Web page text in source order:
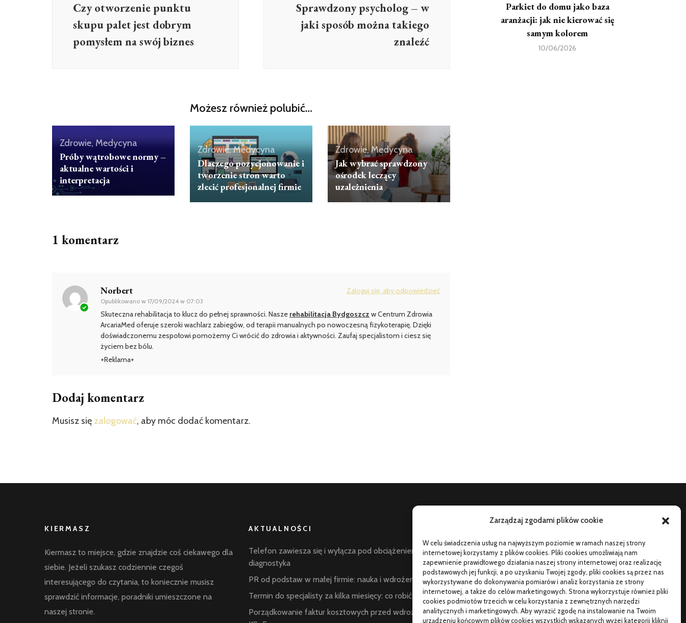
Zarządzaj zgodami plików cookie
W celu świadczenia usług na najwyższym poziomie w ramach naszej strony
internetowej korzystamy z plików cookies. Pliki cookies umożliwiają nam
zapewnienie prawidłowego działania naszej strony internetowej oraz realizację
podstawowych jej funkcji, a po uzyskaniu Twojej zgody, pliki cookies są przez nas
wykorzystywane do dokonywania pomiarów i analiz korzystania ze strony
internetowej, a także do celów marketingowych. Strona wykorzystuje również pliki
cookies podmiotów trzecich w celu korzystania z zewnętrznych narzędzi
analitycznych i marketingowych. Aby wyrazić zgodę na instalowanie na Twoim
urządzeniu końcowym plików cookies wszystkich wskazanych wyżej kategorii kliknij
Czy otworzenie punktu
skupu palet jest dobrym
pomysłem na swój biznes
Sprawdzony psycholog – w
jaki sposób można takiego
znaleźć
Możesz również polubić…
Zdrowie, Medycyna
Próby wątrobowe normy –
aktualne wartości i
interpretacja
Zdrowie, Medycyna
Dlaczego pozycjonowanie i
tworzenie stron warto
zlecić profesjonalnej firmie
Zdrowie, Medycyna
Jak wybrać sprawdzony
ośrodek leczący
uzależnienia
1 komentarz
Norbert
Opublikowano w 17/09/2024 w 07:03
Zaloguj się, aby odpowiedzieć
Skuteczna rehabilitacja to klucz do pełnej sprawności. Nasze rehabilitacja Bydgoszcz w Centrum Zdrowia
ArcariaMed oferuje szeroki wachlarz zabiegów, od terapii manualnych po nowoczesną fizykoterapię. Dzięki
doświadczonemu zespołowi pomożemy Ci wrócić do zdrowia i aktywności. Zaufaj specjalistom i ciesz się
życiem bez bólu.
+Reklama+
Dodaj komentarz
Musisz się zalogować, aby móc dodać komentarz.
Parkiet do domu jako baza
aranżacji: jak nie kierować się
samym kolorem
10/06/2026
KIERMASZ
Kiermasz to miejsce, gdzie znajdzie coś ciekawego dla
siebie. Jeżeli szukasz codziennie czegoś
interesującego do czytania, to koniecznie musisz
sprawdzić informacje, poradniki umieszczone na
naszej stronie.
AKTUALNOŚCI
Telefon zawiesza się i wyłącza pod obciążeniem:
diagnostyka
PR od podstaw w małej firmie: nauka i wdrożenie
Termin do specjalisty za kilka miesięcy: co robić
Porządkowanie faktur kosztowych przed wdrożeniem
Gorąca oraz poetyczna Hiszpania z kamperem – gdzie
pojechać na wczasy z bliskimi?
Czemu warto wybierać śruby z ocynkiem
Właściwe domy z drewna jak budować w solidny
sposób